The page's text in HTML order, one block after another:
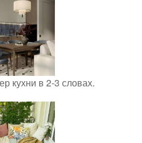
кухни в 2-3 словах.